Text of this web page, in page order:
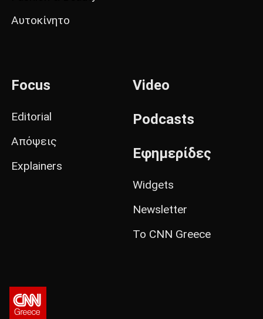
Αυτοκίνητο
Focus
Editorial
Απόψεις
Explainers
Video
Podcasts
Εφημερίδες
Widgets
Newsletter
Το CNN Greece